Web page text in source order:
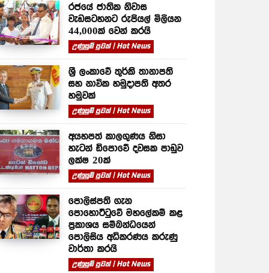
රජයේ ජාතික නිවාස
වැඩසටහනට රුපියල් මිලියන
44,000ක් වෙන් කරයි
උණුසුම් පුවත් | Hot News
ශ්‍රී ලංකාවේ තුර්කි තානාපති
සහ නාවික හමුදාපති අතර
හමුවක්
උණුසුම් පුවත් | Hot News
අයහපත් කාලගුණය නිසා
හැටන් ඩිපොවේ දවසක පාඩුව
ලක්ෂ 20ක්
උණුසුම් පුවත් | Hot News
පොලිස්පති ගැන
පොහොට්ටුවේ මහලේකම් කළ
ප්‍රකාශය සම්බන්ධයෙන්
පොලිසිය අධිකරණය කරුණු
වාර්තා කරයි
උණුසුම් පුවත් | Hot News